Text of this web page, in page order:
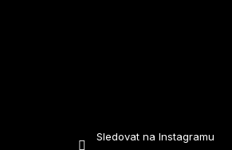
Sledovat na Instagramu